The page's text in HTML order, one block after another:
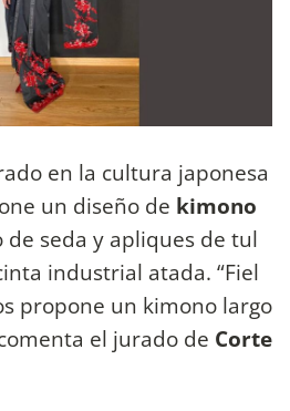
en la cultura japonesa
un diseño de kimono
de seda y apliques de tul
industrial atada. “Fiel
propone un kimono largo
el jurado de Corte